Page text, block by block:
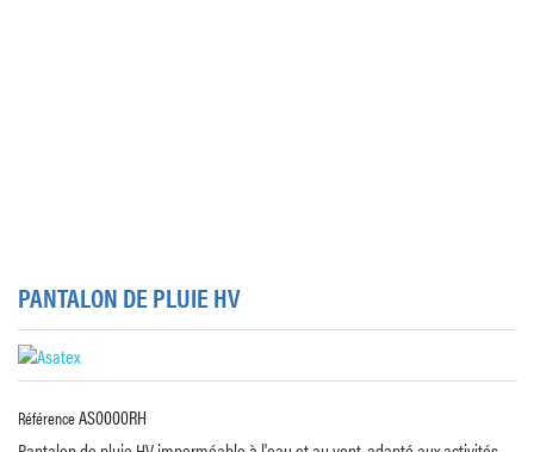
PANTALON DE PLUIE HV
RéférenceAS0000RH